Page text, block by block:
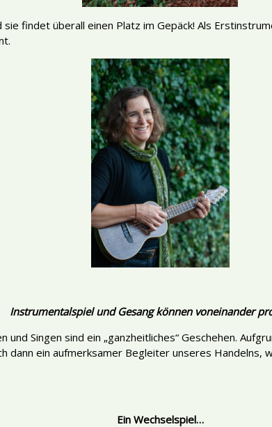
findet überall einen Platz im Gepäck! Als
Instrumentalspiel und Gesang können voneinander
und Singen sind ein „ganzheitliches“ Geschehen.
dann ein aufmerksamer Begleiter unseres Handelns,
Ein Wechselspiel…